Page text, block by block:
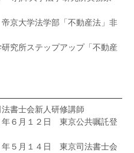
京大学法学部「不動産法」非
究所ステップアップ「不動産
書士会新人研修講師
年６月１２日 東京公共嘱託登
年５月１４日 東京司法書士会